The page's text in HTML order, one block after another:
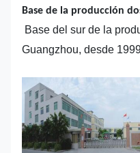
Base de la producción
Base del sur de la
Guangzhou, desde